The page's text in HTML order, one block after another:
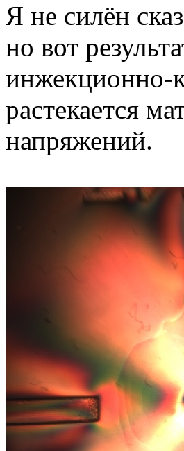
Я не силён
но вот
инжекционно-
растекается
напряжений.